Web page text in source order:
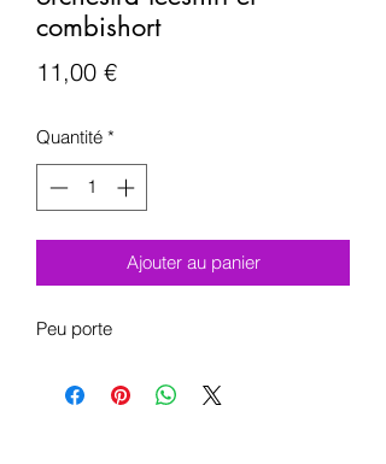
combishort
11,00 €Prix
Quantité *
Ajouter au panier
Peu porte